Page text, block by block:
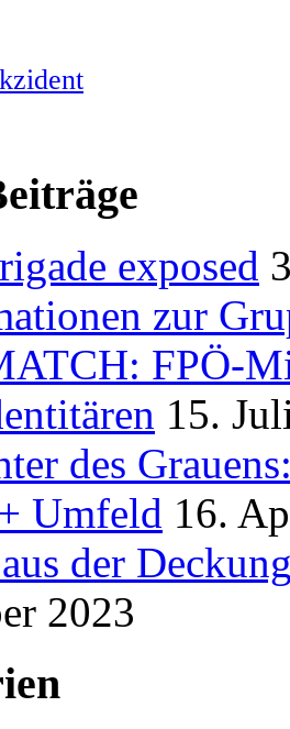
exposed
zur
FPÖ-
15.
des
Umfeld 16.
der
2023